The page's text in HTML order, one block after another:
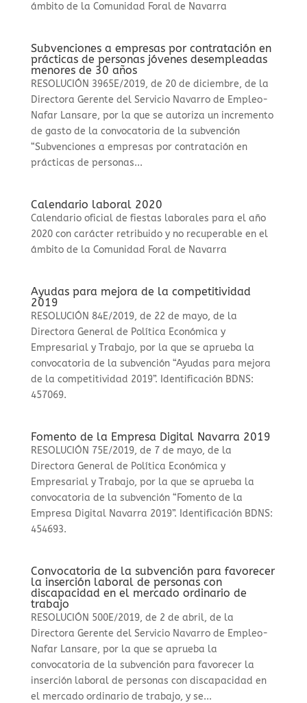
ámbito de la Comunidad Foral de Navarra
Subvenciones a empresas por contratación en
prácticas de personas jóvenes desempleadas
menores de 30 años
RESOLUCIÓN 3965E/2019, de 20 de diciembre, de la
Directora Gerente del Servicio Navarro de Empleo-
Nafar Lansare, por la que se autoriza un incremento
de gasto de la convocatoria de la subvención
“Subvenciones a empresas por contratación en
prácticas de personas...
Calendario laboral 2020
Calendario oficial de fiestas laborales para el año
2020 con carácter retribuido y no recuperable en el
ámbito de la Comunidad Foral de Navarra
Ayudas para mejora de la competitividad
2019
RESOLUCIÓN 84E/2019, de 22 de mayo, de la
Directora General de Política Económica y
Empresarial y Trabajo, por la que se aprueba la
convocatoria de la subvención “Ayudas para mejora
de la competitividad 2019”. Identificación BDNS:
457069.
Fomento de la Empresa Digital Navarra 2019
RESOLUCIÓN 75E/2019, de 7 de mayo, de la
Directora General de Política Económica y
Empresarial y Trabajo, por la que se aprueba la
convocatoria de la subvención “Fomento de la
Empresa Digital Navarra 2019”. Identificación BDNS:
454693.
Convocatoria de la subvención para favorecer
la inserción laboral de personas con
discapacidad en el mercado ordinario de
trabajo
RESOLUCIÓN 500E/2019, de 2 de abril, de la
Directora Gerente del Servicio Navarro de Empleo-
Nafar Lansare, por la que se aprueba la
convocatoria de la subvención para favorecer la
inserción laboral de personas con discapacidad en
el mercado ordinario de trabajo, y se...